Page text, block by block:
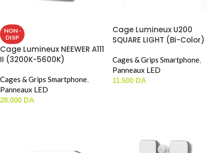
NON -
DISP
Cage Lumineux NEEWER A111
II (3200K-5600K)
Cages & Grips Smartphone,
Panneaux LED
28.000 DA
Cage Lumineux U200
SQUARE LIGHT (Bi-Color)
Cages & Grips Smartphone,
Panneaux LED
11.500 DA